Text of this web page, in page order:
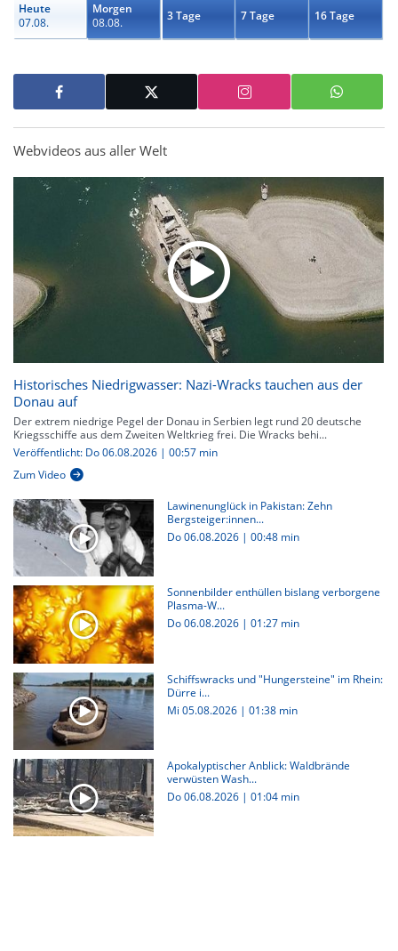
Heute
07.08.
Morgen
08.08.
3 Tage 7 Tage 16 Tage
Webvideos aus aller Welt
Historisches Niedrigwasser: Nazi-Wracks tauchen aus der
Donau auf
Der extrem niedrige Pegel der Donau in Serbien legt rund 20 deutsche
Kriegsschiffe aus dem Zweiten Weltkrieg frei. Die Wracks behi...
Veröffentlicht: Do 06.08.2026 | 00:57 min
Zum Video
Lawinenunglück in Pakistan: Zehn
Bergsteiger:innen...
Do 06.08.2026 | 00:48 min
Sonnenbilder enthüllen bislang verborgene
Plasma-W...
Do 06.08.2026 | 01:27 min
Schiffswracks und "Hungersteine" im Rhein:
Dürre i...
Mi 05.08.2026 | 01:38 min
Apokalyptischer Anblick: Waldbrände
verwüsten Wash...
Do 06.08.2026 | 01:04 min